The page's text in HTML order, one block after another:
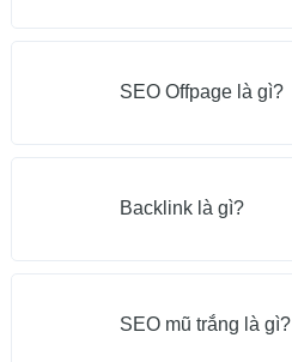
SEO Offpage là gì?
Backlink là gì?
SEO mũ trắng là gì?